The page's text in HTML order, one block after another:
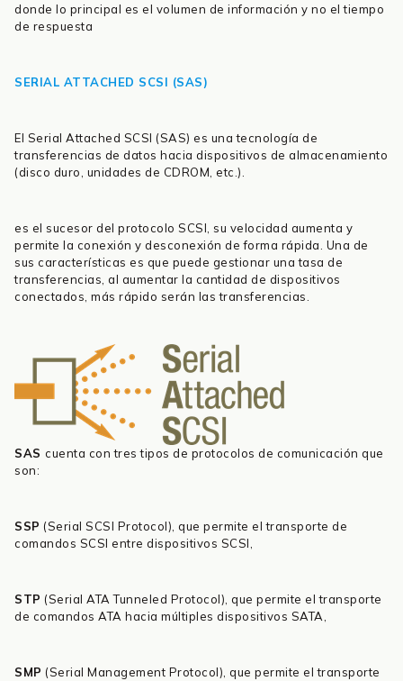
donde lo principal es el volumen de información y no el tiempo
de respuesta
SERIAL ATTACHED SCSI (SAS)
El Serial Attached SCSI (SAS) es una tecnología de
transferencias de datos hacia dispositivos de almacenamiento
(disco duro, unidades de CDROM, etc.).
es el sucesor del protocolo SCSI, su velocidad aumenta y
permite la conexión y desconexión de forma rápida. Una de
sus características es que puede gestionar una tasa de
transferencias, al aumentar la cantidad de dispositivos
conectados, más rápido serán las transferencias.
SAS cuenta con tres tipos de protocolos de comunicación que
son:
SSP (Serial SCSI Protocol), que permite el transporte de
comandos SCSI entre dispositivos SCSI,
STP (Serial ATA Tunneled Protocol), que permite el transporte
de comandos ATA hacia múltiples dispositivos SATA,
SMP (Serial Management Protocol), que permite el transporte